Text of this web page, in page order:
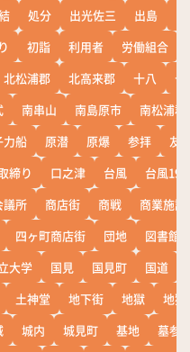
処分 出光佐三 出島
初詣 利用者 労働組合
北松浦郡 北高来郡 十八
十
南串山 南島原市
南松浦郡
力船 原潜 原爆 参拝
友
締り 口之津 台風
台風19
議所 商店街 商戦
商業施設
四ヶ町商店街 団地
図書館
大学 国見 国見町 国道
土神堂 地下街 地獄
地獄
城内 城見町 基地
墓参